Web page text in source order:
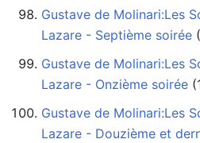
Gustave de Molinari:Les
Lazare - Septième soirée
Gustave de Molinari:Les
Lazare - Onzième soirée
Gustave de Molinari:Les
Lazare - Douzième et